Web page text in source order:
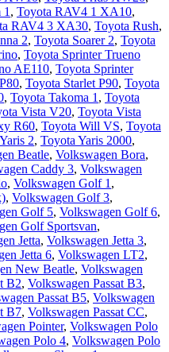
, Toyota RAV4 1 XA10,
RAV4 3 XA30, Toyota Rush,
2, Toyota Soarer 2, Toyota
, Toyota Sprinter Trueno
AE110, Toyota Sprinter
, Toyota Starlet P90, Toyota
, Toyota Takoma 1 , Toyota
Vista V20, Toyota Vista
R60, Toyota Will VS, Toyota
2, Toyota Yaris 2000,
Beatle, Volkswagen Bora,
Caddy 3, Volkswagen
, Volkswagen Golf 1 ,
, Volkswagen Golf 3,
Golf 5, Volkswagen Golf 6,
Golf Sportsvan,
Jetta, Volkswagen Jetta 3,
Jetta 6, Volkswagen LT2,
New Beatle, Volkswagen
B2, Volkswagen Passat B3,
Passat B5, Volkswagen
B7, Volkswagen Passat CC,
Pointer, Volkswagen Polo
Polo 4, Volkswagen Polo